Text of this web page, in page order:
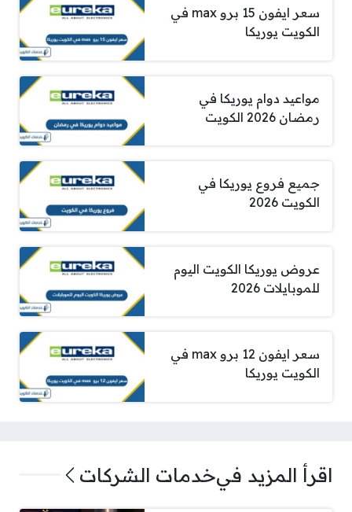
سعر ايفون 15 برو max في
الكويت يوريكا
مواعيد دوام يوريكا في
رمضان 2026 الكويت
جميع فروع يوريكا في
الكويت 2026
عروض يوريكا الكويت اليوم
للموبايلات 2026
سعر ايفون 12 برو max في
الكويت يوريكا
اقرأ المزيد فيخدمات الشركات